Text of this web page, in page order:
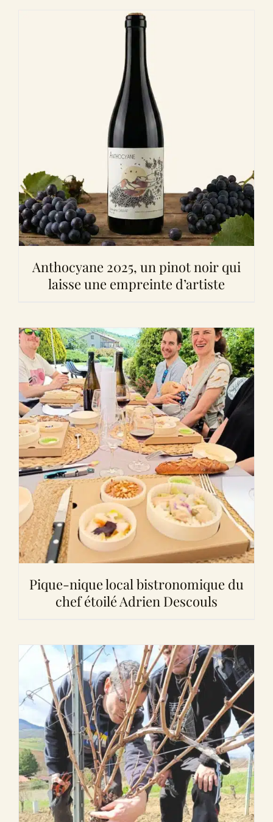
Anthocyane 2025, un pinot noir qui
laisse une empreinte d’artiste
Pique-nique local bistronomique du
chef étoilé Adrien Descouls